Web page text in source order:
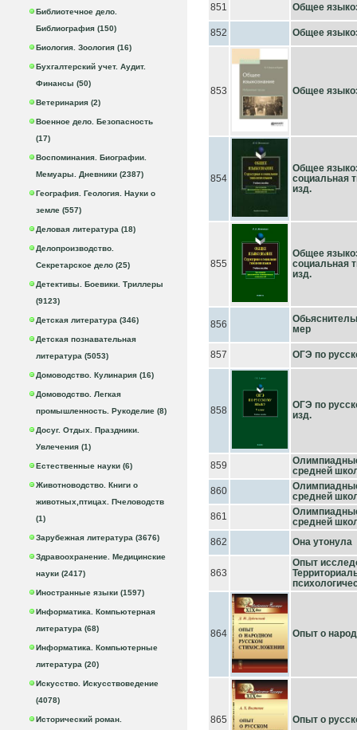
Библиотечное дело.
Библиография (150)
Биология. Зоология (16)
Бухгалтерский учет. Аудит.
Финансы (50)
Ветеринария (2)
Военное дело. Безопасность
(17)
Воспоминания. Биографии.
Мемуары. Дневники (2387)
География. Геология. Науки о
земле (557)
Деловая литература (18)
Делопроизводство.
Секретарское дело (25)
Детективы. Боевики. Триллеры
(9123)
Детская литература (346)
Детская познавательная
литература (5053)
Домоводство. Кулинария (16)
Домоводство. Легкая
промышленность. Рукоделие (8)
Досуг. Отдых. Праздники.
Увлечения (1)
Естественные науки (6)
Животноводство. Книги о
животных,птицах. Пчеловодств
(1)
Зарубежная литература (3676)
Здравоохранение. Медицинские
науки (2417)
Иностранные языки (1597)
Информатика. Компьютерная
литература (68)
Информатика. Компьютерные
литература (20)
Искусство. Искусствоведение
(4078)
Исторический роман.
851 Общее
852 Общее
853 Общее
854
Общее
социальная
изд.
855
Общее
социальная
изд.
856
мер
857 ОГЭ по
858
ОГЭ по
изд.
859
средней
860
средней
861
средней
862
Она утонула
863
Опыт
864 Опыт о
865 Опыт о